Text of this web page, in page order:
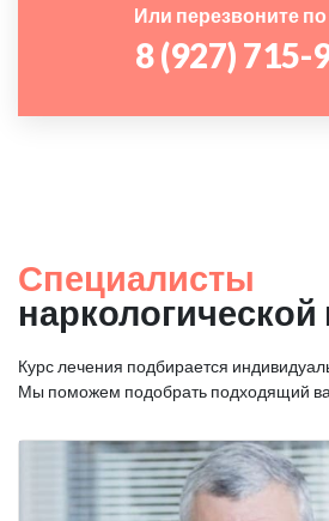
Или перезвоните
8 (927) 715-
Специалисты
наркологической
Курс лечения подбирается
Мы поможем подобрать подходящий